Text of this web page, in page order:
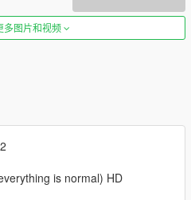
多图片和视频
is normal) HD